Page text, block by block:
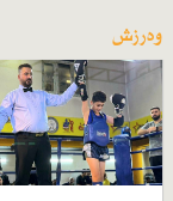
وەرزش